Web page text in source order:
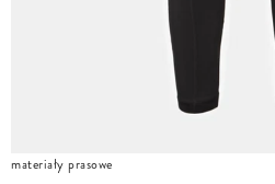
materiały prasowe